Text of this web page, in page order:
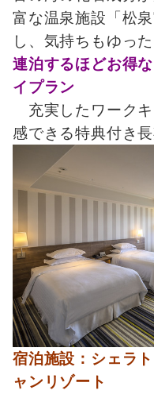
富な温泉施設「松
し、気持ちもゆっ
連泊するほどお得
イプラン
充実したワーク
感できる特典付き
宿泊施設：シェラ
ャンリゾート